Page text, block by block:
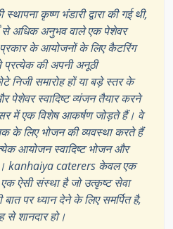
कृष्ण भंडारी द्वारा की गई थी,
से अधिक अनुभव वाले एक पेशेवर
प्रकार के आयोजनों के लिए कैटरिंग
प्रत्येक की अपनी अनूठी
निजी समारोह हों या बड़े स्तर के
स्वादिष्ट व्यंजन तैयार करने
में एक विशेष आकर्षण जोड़ते हैं। वे
के लिए भोजन की व्यवस्था करते हैं
आयोजन स्वादिष्ट भोजन और
kanhaiya caterers केवल एक
ऐसी संस्था है जो उत्कृष्ट सेवा
पर ध्यान देने के लिए समर्पित है,
शानदार हो।